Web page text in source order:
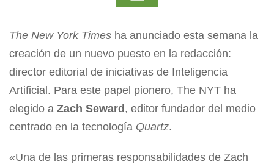
The New York Times ha anunciado esta semana la
creación de un nuevo puesto en la redacción:
director editorial de iniciativas de Inteligencia
Artificial. Para este papel pionero, The NYT ha
elegido a Zach Seward, editor fundador del medio
centrado en la tecnología Quartz.
«Una de las primeras responsabilidades de Zach